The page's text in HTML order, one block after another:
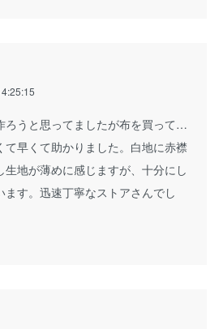
ろうと思ってましたが布を買って…
て早くて助かりました。白地に赤襟
生地が薄めに感じますが、十分にし
ます。迅速丁寧なストアさんでし